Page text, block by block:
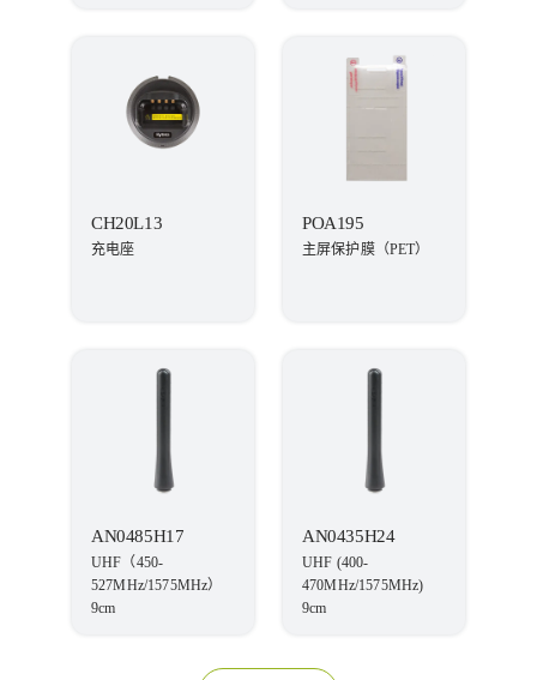
CH20L13
充电座
POA195
主屏保护膜（PET）
AN0485H17
UHF（450-
527MHz/1575MHz）
9cm
AN0435H24
UHF (400-
470MHz/1575MHz)
9cm